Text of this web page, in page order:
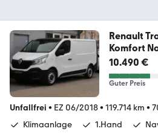
Renault
Komfort
10.490 €
Guter Preis
Unfallfrei • EZ 06/2018• 119.714 km •
Klimaanlage
1.Hand